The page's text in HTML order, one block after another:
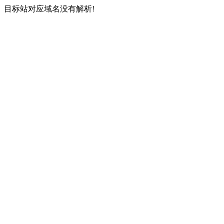
目标站对应域名没有解析!